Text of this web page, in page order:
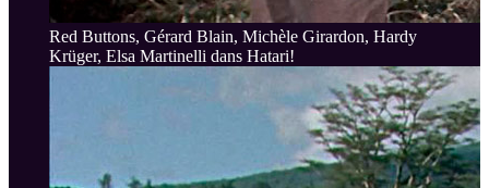
Red Buttons, Gérard Blain, Michèle Girardon, Hardy
Krüger, Elsa Martinelli dans Hatari!